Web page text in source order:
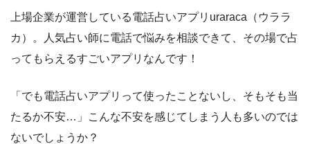
上場企業が運営している電話占いアプリuraraca（ウララ
カ）。人気占い師に電話で悩みを相談できて、その場で占
ってもらえるすごいアプリなんです！
「でも電話占いアプリって使ったことないし、そもそも当
たるか不安…」こんな不安を感じてしまう人も多いのでは
ないでしょうか？